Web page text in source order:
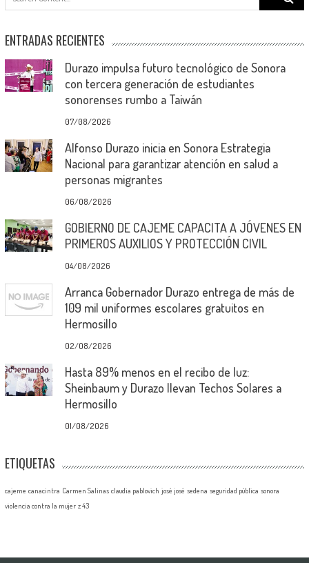
for:
ENTRADAS RECIENTES
Durazo impulsa futuro tecnológico de Sonora
con tercera generación de estudiantes
sonorenses rumbo a Taiwán
07/08/2026
Alfonso Durazo inicia en Sonora Estrategia
Nacional para garantizar atención en salud a
personas migrantes
06/08/2026
GOBIERNO DE CAJEME CAPACITA A JÓVENES EN
PRIMEROS AUXILIOS Y PROTECCIÓN CIVIL
04/08/2026
Arranca Gobernador Durazo entrega de más de
109 mil uniformes escolares gratuitos en
Hermosillo
02/08/2026
Hasta 89% menos en el recibo de luz:
Sheinbaum y Durazo llevan Techos Solares a
Hermosillo
01/08/2026
ETIQUETAS
cajeme canacintra Carmen Salinas claudia pablovich josé josé sedena seguridad pública sonora
violencia contra la mujer z 43